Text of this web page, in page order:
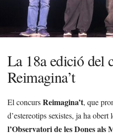
La 18a edició del
Reimagina’t
El concursReimagina’t, que
d’estereotips sexistes, ja ha
l’Observatori de les Dones als